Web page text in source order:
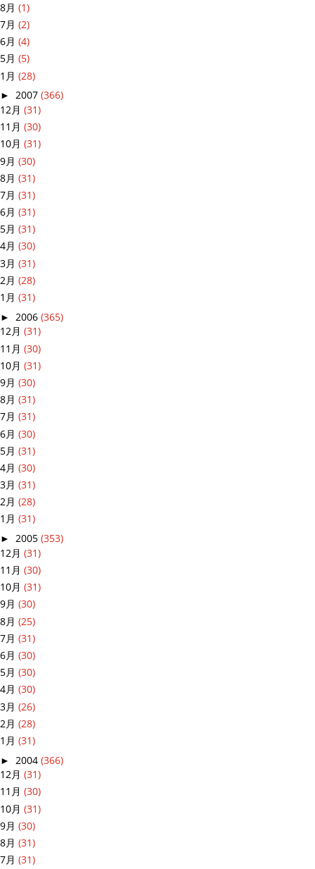
8月 (1)
7月 (2)
6月 (4)
5月 (5)
1月 (28)
► 2007 (366)
12月 (31)
11月 (30)
10月 (31)
9月 (30)
8月 (31)
7月 (31)
6月 (31)
5月 (31)
4月 (30)
3月 (31)
2月 (28)
1月 (31)
► 2006 (365)
12月 (31)
11月 (30)
10月 (31)
9月 (30)
8月 (31)
7月 (31)
6月 (30)
5月 (31)
4月 (30)
3月 (31)
2月 (28)
1月 (31)
► 2005 (353)
12月 (31)
11月 (30)
10月 (31)
9月 (30)
8月 (25)
7月 (31)
6月 (30)
5月 (30)
4月 (30)
3月 (26)
2月 (28)
1月 (31)
► 2004 (366)
12月 (31)
11月 (30)
10月 (31)
9月 (30)
8月 (31)
7月 (31)